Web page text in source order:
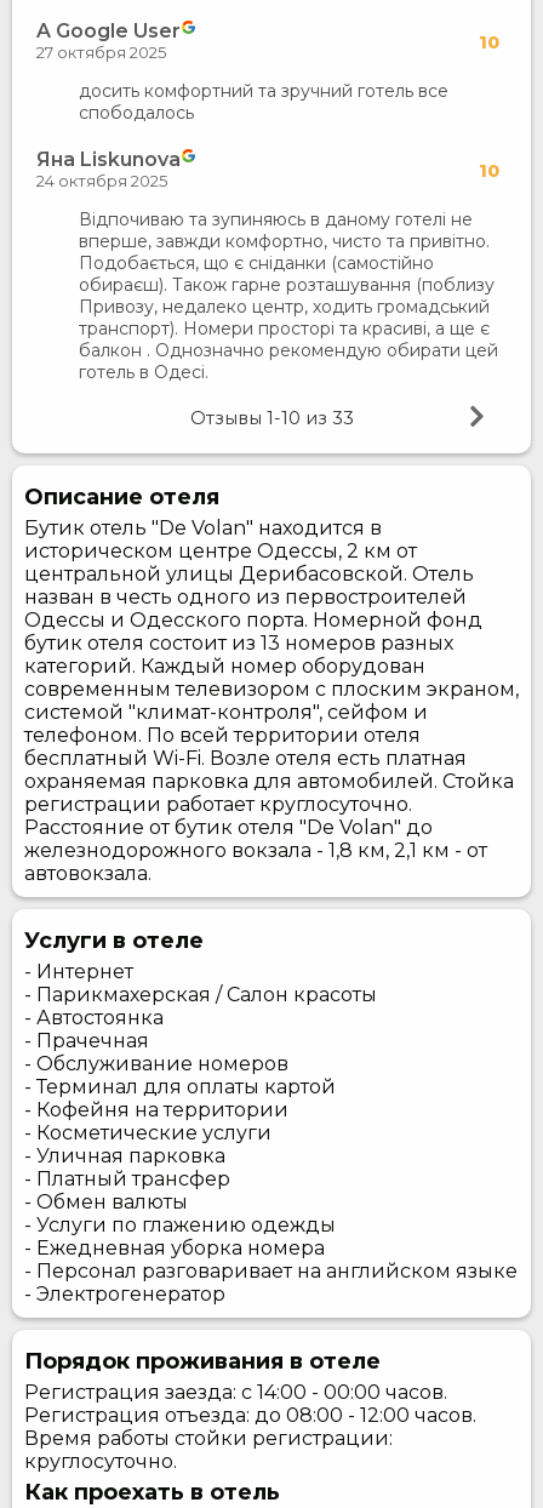
A Google User 10
27 октября 2025
досить комфортний та зручний готель все
спободалось
Яна Liskunova 10
24 октября 2025
Відпочиваю та зупиняюсь в даному готелі не
вперше, завжди комфортно, чисто та привітно.
Подобається, що є сніданки (самостійно
обираєш). Також гарне розташування (поблизу
Привозу, недалеко центр, ходить громадський
транспорт). Номери просторі та красиві, а ще є
балкон . Однозначно рекомендую обирати цей
готель в Одесі.
Отзывы 1-10 из 33
Описание отеля
Бутик отель "De Volan" находится в
историческом центре Одессы, 2 км от
центральной улицы Дерибасовской. Отель
назван в честь одного из первостроителей
Одессы и Одесского порта. Номерной фонд
бутик отеля состоит из 13 номеров разных
категорий. Каждый номер оборудован
современным телевизором с плоским экраном,
системой "климат-контроля", сейфом и
телефоном. По всей территории отеля
бесплатный Wi-Fi. Возле отеля есть платная
охраняемая парковка для автомобилей. Стойка
регистрации работает круглосуточно.
Расстояние от бутик отеля "De Volan" до
железнодорожного вокзала - 1,8 км, 2,1 км - от
автовокзала.
Услуги в отеле
- Интернет
- Парикмахерская / Салон красоты
- Автостоянка
- Прачечная
- Обслуживание номеров
- Терминал для оплаты картой
- Кофейня на территории
- Косметические услуги
- Уличная парковка
- Платный трансфер
- Обмен валюты
- Услуги по глажению одежды
- Ежедневная уборка номера
- Персонал разговаривает на английском языке
- Электрогенератор
Порядок проживания в отеле
Регистрация заезда: с 14:00 - 00:00 часов.
Регистрация отъезда: до 08:00 - 12:00 часов.
Время работы стойки регистрации:
круглосуточно.
Как проехать в отель